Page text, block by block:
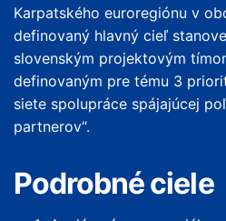
Karpatského euroregiónu v
definovaný hlavný cieľ
slovenským projektovým
definovaným pre tému 3
siete spolupráce spájajúcej
partnerov“.
Podrobné ciele